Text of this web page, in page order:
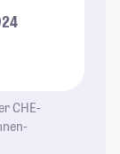
CHE-